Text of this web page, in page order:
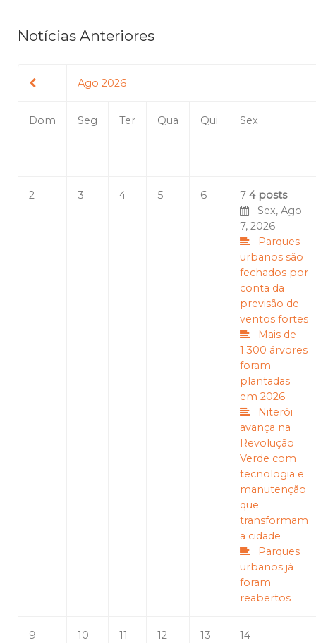
Notícias Anteriores
Ago 2026
Dom Seg Ter Qua Qui Sex
2 3 4 5 6 7 4 posts
Sex, Ago
7, 2026
Parques
urbanos são
fechados por
conta da
previsão de
ventos fortes
Mais de
1.300 árvores
foram
plantadas
em 2026
Niterói
avança na
Revolução
Verde com
tecnologia e
manutenção
que
transformam
a cidade
Parques
urbanos já
foram
reabertos
9 10 11 12 13 14